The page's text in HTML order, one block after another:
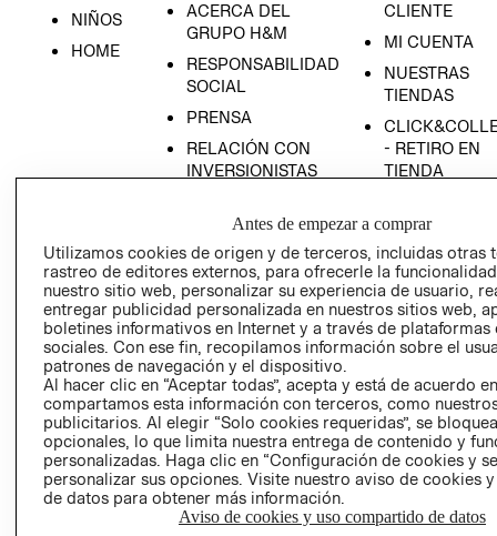
NIÑOS
HOME
ACERCA DEL
GRUPO H&M
RESPONSABILIDAD
SOCIAL
PRENSA
RELACIÓN CON
INVERSIONISTAS
EMPRESARIAL
CLIENTE
MI CUENTA
NUESTRAS
TIENDAS
- RETIRO EN
TIENDA
CONDICIONES
AVISO DE
PRIVACIDAD
GIFT CARD
AVISO DE
Antes de empezar a comprar
Utilizamos cookies de origen y de terceros, incluidas otras
rastreo de editores externos, para ofrecerle la
nuestro sitio web, personalizar su experiencia de usuario,
entregar publicidad personalizada en nuestros sitios web,
boletines informativos en Internet y a través de plataformas
sociales. Con ese fin, recopilamos información sobre el
patrones de navegación y el dispositivo.
Al hacer clic en “Aceptar todas”, acepta y está de acuerdo
compartamos esta información con terceros, como
publicitarios. Al elegir “Solo cookies requeridas”, se
opcionales, lo que limita nuestra entrega de contenido y
personalizadas. Haga clic en “Configuración de cookies y
personalizar sus opciones. Visite nuestro aviso de cookies
de datos para obtener más información.
Aviso de cookies y uso compartido de datos